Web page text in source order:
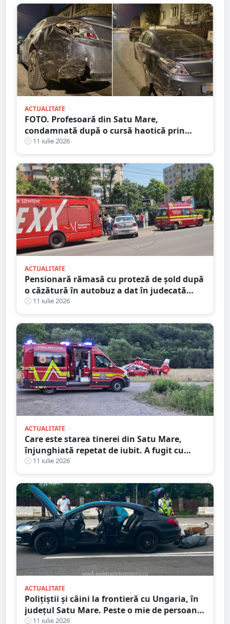
ACTUALITATE
FOTO. Profesoară din Satu Mare,
condamnată după o cursă haotică prin
oraș. Alcoolemie uriașă, oprită de un șofer
curajos
11 iulie 2026
ACTUALITATE
Pensionară rămasă cu proteză de șold după
o căzătură în autobuz a dat în judecată
Transurban
11 iulie 2026
ACTUALITATE
Care este starea tinerei din Satu Mare,
înjunghiată repetat de iubit. A fugit cu
cuțitul în piept, pe stradă
11 iulie 2026
ACTUALITATE
Polițiștii și câini la frontieră cu Ungaria, în
județul Satu Mare. Peste o mie de persoane
verificate
11 iulie 2026